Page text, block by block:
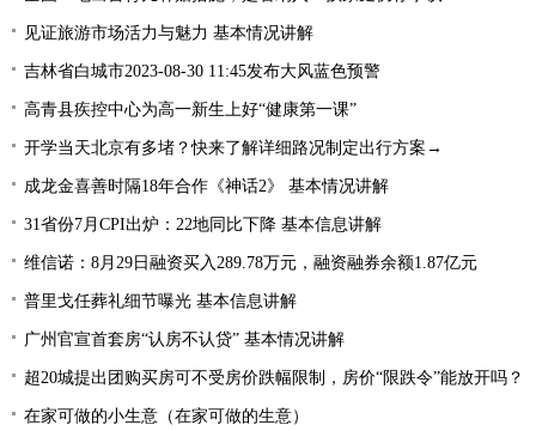
见证旅游市场活力与魅力 基本情况讲解
吉林省白城市2023-08-30 11:45发布大风蓝色预警
高青县疾控中心为高一新生上好“健康第一课”
开学当天北京有多堵？快来了解详细路况制定出行方案→
成龙金喜善时隔18年合作《神话2》 基本情况讲解
31省份7月CPI出炉：22地同比下降 基本信息讲解
维信诺：8月29日融资买入289.78万元，融资融券余额1.87亿元
普里戈任葬礼细节曝光 基本信息讲解
广州官宣首套房“认房不认贷” 基本情况讲解
超20城提出团购买房可不受房价跌幅限制，房价“限跌令”能放开吗？
在家可做的小生意（在家可做的生意）